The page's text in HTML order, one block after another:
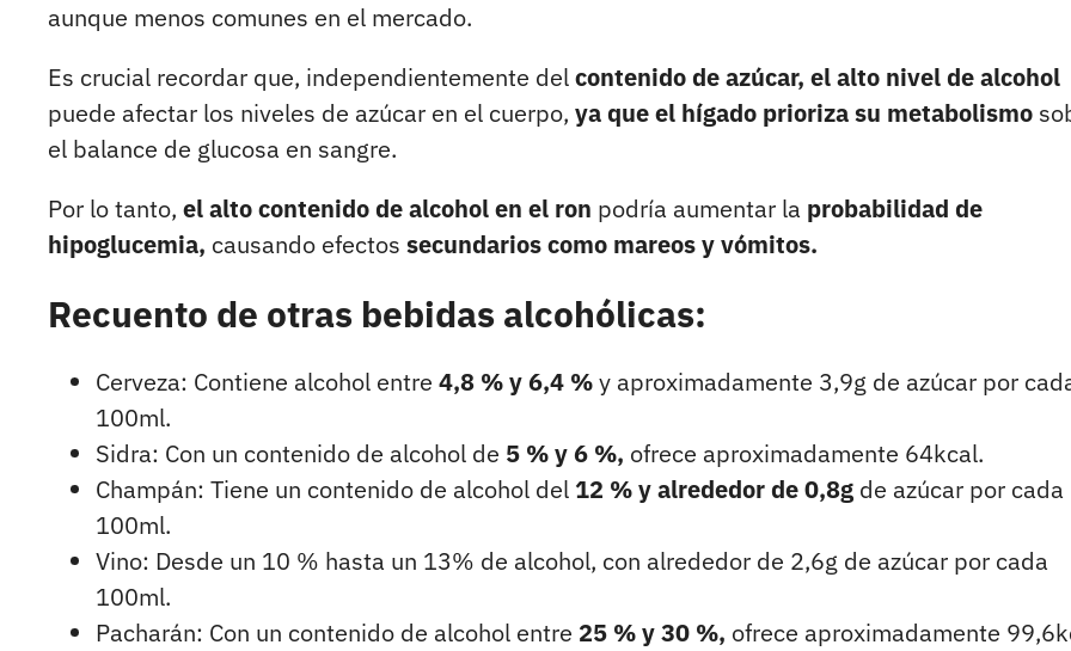
aunque menos comunes en el mercado.
Es crucial recordar que, independientemente delcontenido de azúcar, el alto nivel de alcohol
puede afectar los niveles de azúcar en el cuerpo, ya que el hígado prioriza su metabolismo
el balance de glucosa en sangre.
Por lo tanto, el alto contenido de alcohol en el ron podría aumentar la probabilidad de
hipoglucemia, causando efectos secundarios como mareos y vómitos.
Recuento de otras bebidas alcohólicas:
Cerveza: Contiene alcohol entre 4,8 % y 6,4 %y aproximadamente 3,9g de azúcar por
100ml.
Sidra: Con un contenido de alcohol de 5 % y 6 %, ofrece aproximadamente 64kcal.
Champán: Tiene un contenido de alcohol del 12 % y alrededor de 0,8g de azúcar por cada
100ml.
Vino: Desde un 10 % hasta un 13% de alcohol, con alrededor de 2,6g de azúcar por cada
100ml.
Pacharán: Con un contenido de alcohol entre 25 % y 30 %, ofrece aproximadamente